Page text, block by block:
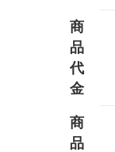
商
品
代
金
商
品